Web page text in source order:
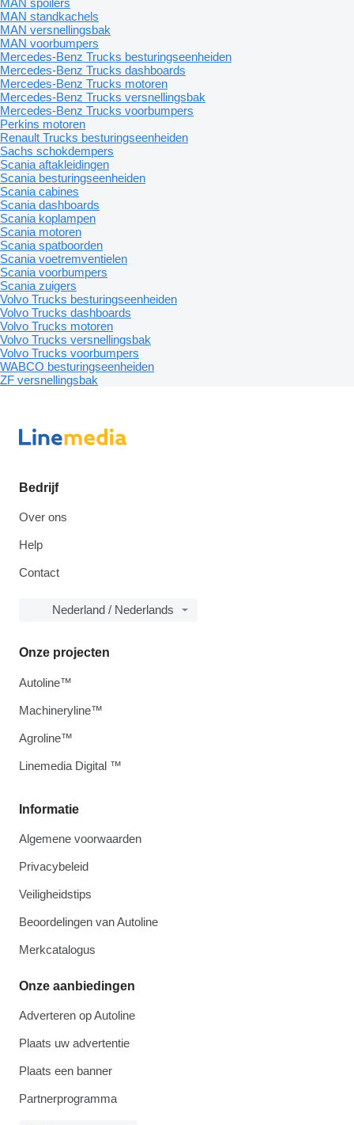
MAN standkachels
MAN versnellingsbak
MAN voorbumpers
Mercedes-Benz Trucks besturingseenheiden
Mercedes-Benz Trucks dashboards
Mercedes-Benz Trucks motoren
Mercedes-Benz Trucks versnellingsbak
Mercedes-Benz Trucks voorbumpers
Perkins motoren
Renault Trucks besturingseenheiden
Sachs schokdempers
Scania aftakleidingen
Scania besturingseenheiden
Scania cabines
Scania dashboards
Scania koplampen
Scania motoren
Scania spatboorden
Scania voetremventielen
Scania voorbumpers
Scania zuigers
Volvo Trucks besturingseenheiden
Volvo Trucks dashboards
Volvo Trucks motoren
Volvo Trucks versnellingsbak
Volvo Trucks voorbumpers
WABCO besturingseenheiden
ZF versnellingsbak
Bedrijf
Over ons
Help
Contact
Nederland / Nederlands
Informatie
Algemene voorwaarden
Privacybeleid
Veiligheidstips
Beoordelingen van Autoline
Merkcatalogus
Onze aanbiedingen
Adverteren op Autoline
Plaats uw advertentie
Plaats een banner
Partnerprogramma
Onze projecten
Autoline™
Machineryline™
Agroline™
Linemedia Digital ™